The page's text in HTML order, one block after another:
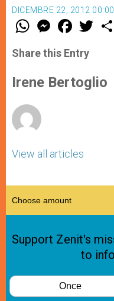
DICEMBRE 22, 2012 00:00
W
t
s
p
p
M
e
s
e
g
e
F
a
e
b
o
k
w
r
Share this Entry
Irene Bertoglio
View all articles